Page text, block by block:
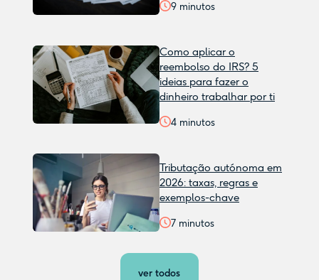
9 minutos
Como aplicar o
reembolso do IRS? 5
ideias para fazer o
dinheiro trabalhar por ti
4 minutos
Tributação autónoma em
2026: taxas, regras e
exemplos-chave
7 minutos
ver todos